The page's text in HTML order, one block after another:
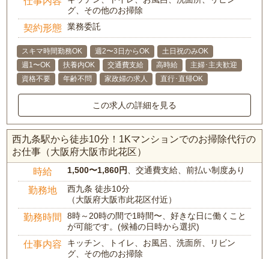
グ、その他のお掃除
契約形態 業務委託
スキマ時間勤務OK 週2〜3日からOK
土日祝のみOK
週1〜OK
扶養内OK 交通費支給 高時給
主婦･主夫歓迎
資格不要
年齢不問 家政婦の求人 直行･直帰OK
この求人の詳細を見る
西九条駅から徒歩10分！1Kマンションでのお掃除代行の
お仕事（大阪府大阪市此花区）
時給 1,500〜1,860円 、交通費支給、前払い制度あり
勤務地
西九条 徒歩10分
（大阪府大阪市此花区付近）
勤務時間
8時～20時の間で1時間〜、好きな日に働くこと
が可能です。(候補の日時から選択)
仕事内容
キッチン、トイレ、お風呂、洗面所、リビン
グ、その他のお掃除